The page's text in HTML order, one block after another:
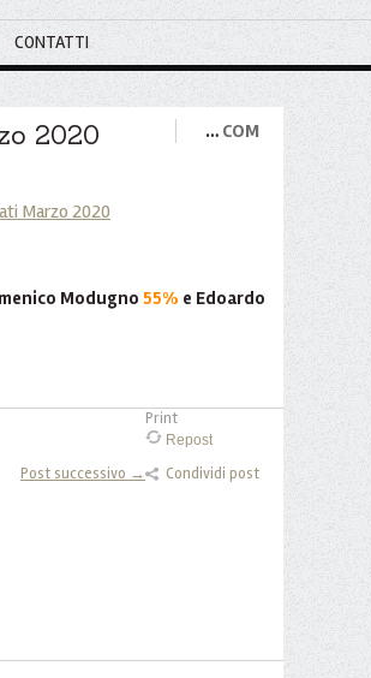
CONTATTI
2020 … COM
Modugno 55% e Edoardo
Print
Repost
Condividi post
Post successivo →